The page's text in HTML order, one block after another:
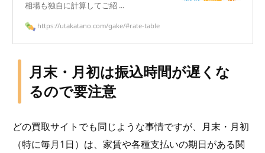
相場も独自に計算してご紹 ...
https://utakatano.com/gake/#rate-table
月末・月初は振込時間が遅くな
るので要注意
どの買取サイトでも同じような事情ですが、月末・月初
（特に毎月1日）は、家賃や各種支払いの期日がある関